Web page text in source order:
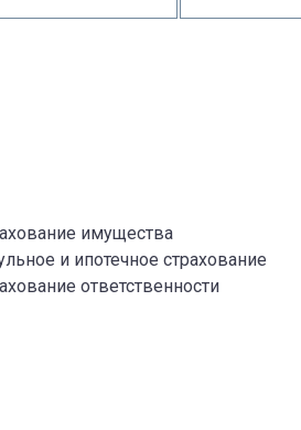
имущества
и ипотечное страхование
ответственности